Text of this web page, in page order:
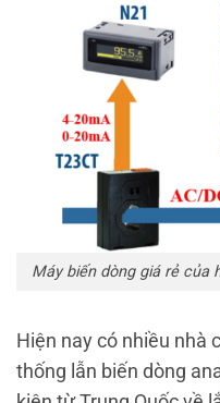
Máy biến dòng giá rẻ của
Hiện nay có nhiều nhà
thống lẫn biến dòng